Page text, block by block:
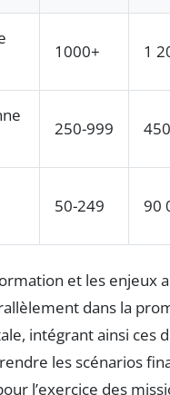
1000+ 1
250-999
50-249 90
et les enjeux
dans la
intégrant ainsi ces
les scénarios
l’exercice des